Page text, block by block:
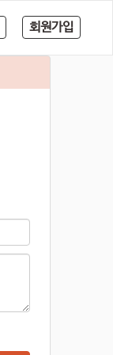
회원가입